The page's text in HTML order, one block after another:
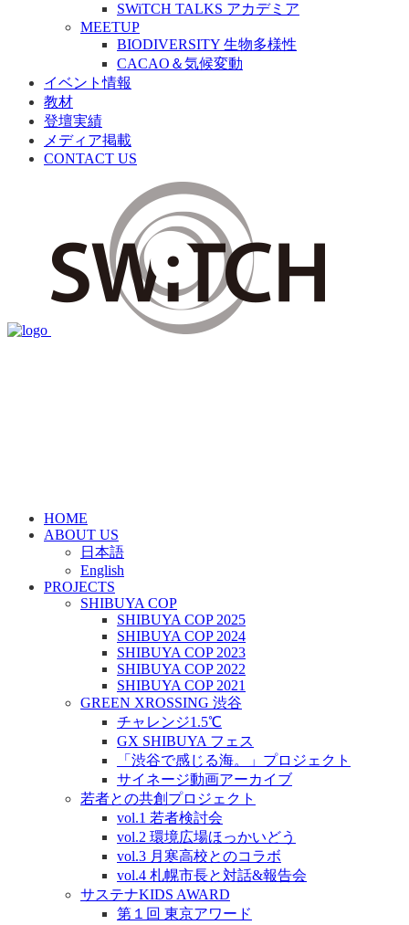
SWiTCH TALKS アカデミア
MEETUP
BIODIVERSITY 生物多様性
CACAO＆気候変動
イベント情報
教材
登壇実績
メディア掲載
CONTACT US
HOME
ABOUT US
日本語
English
PROJECTS
SHIBUYA COP
SHIBUYA COP 2025
SHIBUYA COP 2024
SHIBUYA COP 2023
SHIBUYA COP 2022
SHIBUYA COP 2021
GREEN XROSSING 渋谷
チャレンジ1.5℃
GX SHIBUYA フェス
「渋谷で感じる海。」プロジェクト
サイネージ動画アーカイブ
若者との共創プロジェクト
vol.1 若者検討会
vol.2 環境広場ほっかいどう
vol.3 月寒高校とのコラボ
vol.4 札幌市長と対話&報告会
サステナKIDS AWARD
第１回 東京アワード